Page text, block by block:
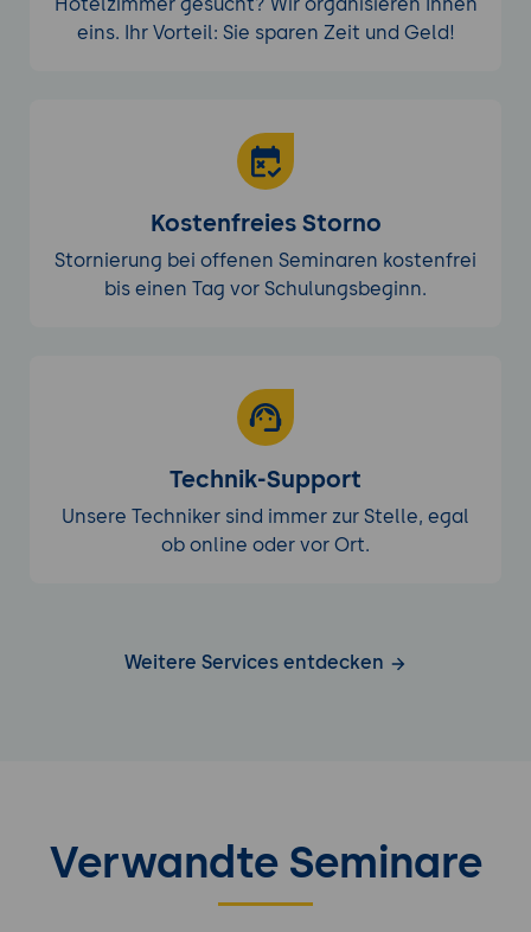
eins. Ihr Vorteil: Sie sparen Zeit und Geld!
Kostenfreies Storno
Stornierung bei offenen Seminaren kostenfrei
bis einen Tag vor Schulungsbeginn.
Technik-Support
Unsere Techniker sind immer zur Stelle, egal
ob online oder vor Ort.
Weitere Services entdecken
Verwandte Seminare